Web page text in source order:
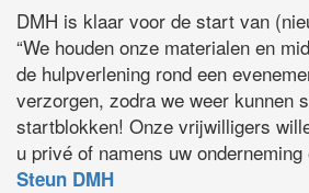
DMH is klaar voor de start van
“We houden onze materialen en
de hulpverlening rond een
verzorgen, zodra we weer kunnen
startblokken! Onze vrijwilligers
u privé of namens uw
Steun DMH